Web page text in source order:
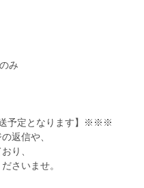
み
予定となります】※※※
返信や、
り、
さいませ。